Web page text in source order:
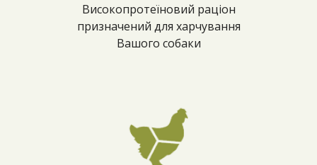
Високопротеїновий раціон
призначений для харчування
Вашого собаки